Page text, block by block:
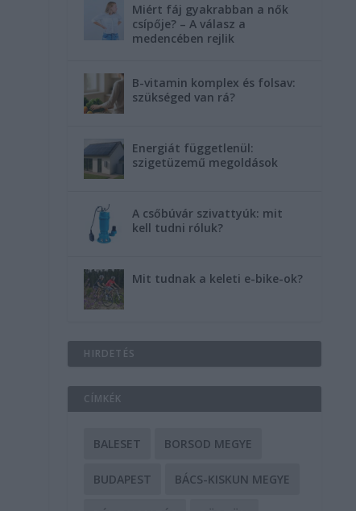
Miért fáj gyakrabban a nők
csípője? – A válasz a
medencében rejlik
B-vitamin komplex és folsav:
szükséged van rá?
Energiát függetlenül:
szigetüzemű megoldások
A csőbúvár szivattyúk: mit
kell tudni róluk?
Mit tudnak a keleti e-bike-ok?
HIRDETÉS
CÍMKÉK
BALESET BORSOD MEGYE
BUDAPEST BÁCS-KISKUN MEGYE